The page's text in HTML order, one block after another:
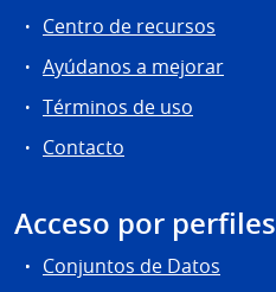
Centro de recursos
Ayúdanos a mejorar
Términos de uso
Contacto
Acceso por perfiles
Conjuntos de Datos